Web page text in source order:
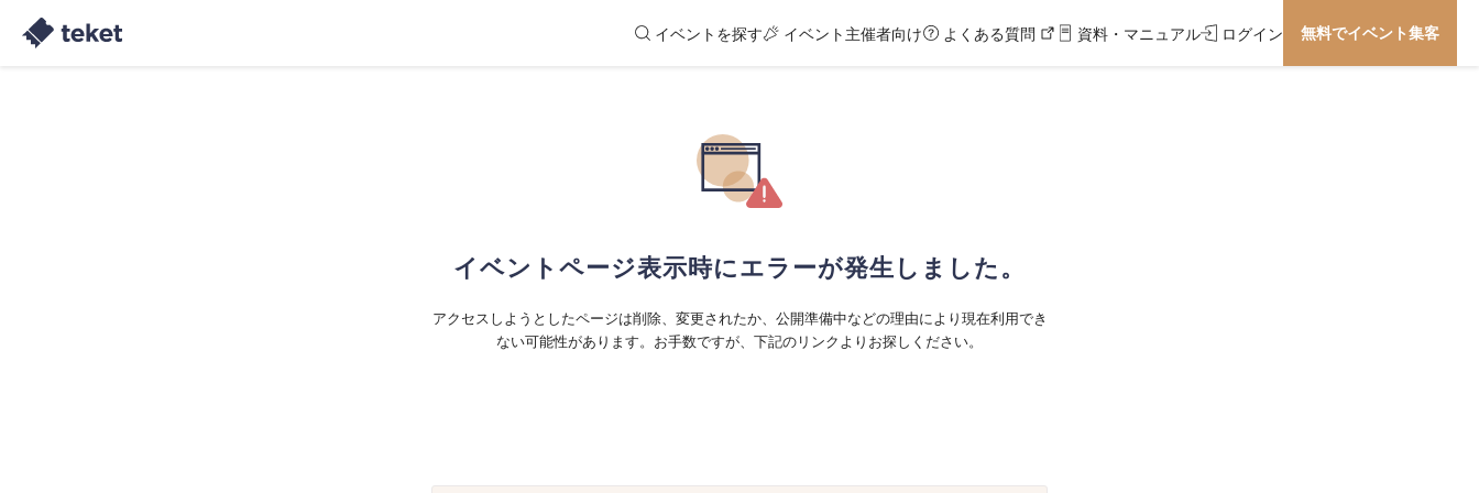
イベントを探す イベント主催者向け よくある質問 資料・マニュアル ログイン 無料でイベント集客
イベントページ表示時にエラーが発生しました。
アクセスしようとしたページは削除、変更されたか、公開準備中などの理由により現在利用でき
ない可能性があります。お手数ですが、下記のリンクよりお探しください。